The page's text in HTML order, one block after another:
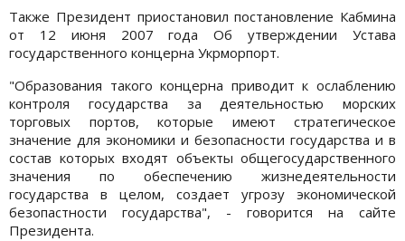
Также Президент приостановил постановление Кабмина
от 12 июня 2007 года Об утверждении Устава
государственного концерна Укрморпорт.
"Образования такого концерна приводит к ослаблению
контроля государства за деятельностью морских
торговых портов, которые имеют стратегическое
значение для экономики и безопасности государства и в
состав которых входят объекты общегосударственного
значения по обеспечению жизнедеятельности
государства в целом, создает угрозу экономической
безопастности государства", - говорится на сайте
Президента.